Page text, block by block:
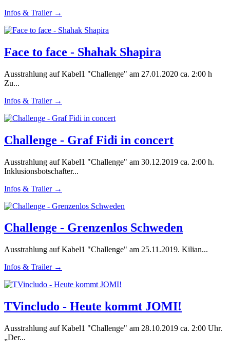
Infos & Trailer →
Face to face - Shahak Shapira
Ausstrahlung auf Kabel1 "Challenge" am 27.01.2020 ca. 2:00 h
Zu...
Infos & Trailer →
Challenge - Graf Fidi in concert
Ausstrahlung auf Kabel1 "Challenge" am 30.12.2019 ca. 2:00 h.
Inklusionsbotschafter...
Infos & Trailer →
Challenge - Grenzenlos Schweden
Ausstrahlung auf Kabel1 "Challenge" am 25.11.2019. Kilian...
Infos & Trailer →
TVincludo - Heute kommt JOMI!
Ausstrahlung auf Kabel1 "Challenge" am 28.10.2019 ca. 2:00 Uhr.
„Der...